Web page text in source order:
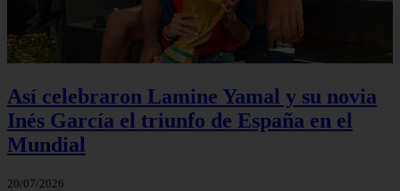
Así celebraron Lamine Yamal y su novia
Inés García el triunfo de España en el
Mundial
20/07/2026